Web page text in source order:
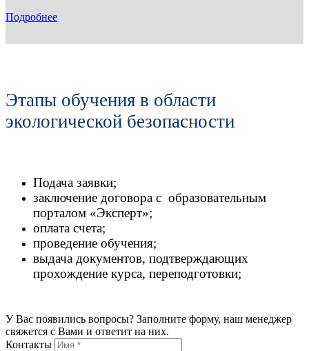
Подробнее
Этапы обучения в области
экологической безопасности
Подача заявки;
заключение договора с образовательным
порталом «Эксперт»;
оплата счета;
проведение обучения;
выдача документов, подтверждающих
прохождение курса, переподготовки;
У Вас появились вопросы? Заполните форму, наш менеджер
свяжется с Вами и ответит на них.
Контакты